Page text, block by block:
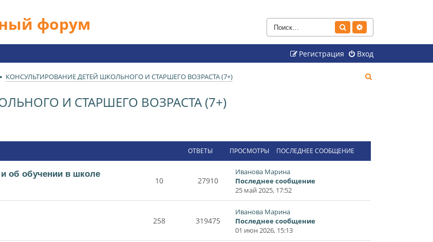
форум Поиск
Вход
Регистрация
КОНСУЛЬТИРОВАНИЕ ДЕТЕЙ ШКОЛЬНОГО И СТАРШЕГО ВОЗРАСТА (7+)
И СТАРШЕГО ВОЗРАСТА (7+)
ОТВЕТЫ ПРОСМОТРЫ ПОСЛЕДНЕЕ СООБЩЕНИЕ
об обучении в школе
10 27910
Иванова Марина
Последнее сообщение
25 май 2025, 17:52
258 319475
Иванова Марина
Последнее сообщение
01 июн 2026, 15:13